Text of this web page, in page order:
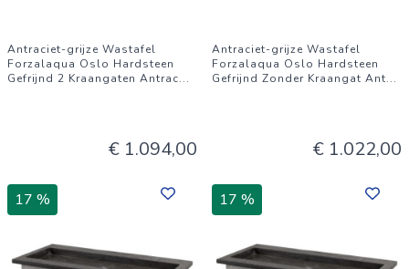
Antraciet-grijze Wastafel
Forzalaqua Oslo Hardsteen
Gefrijnd 2 Kraangaten Antrac...
€ 1.094,00
Antraciet-grijze Wastafel
Forzalaqua Oslo Hardsteen
Gefrijnd Zonder Kraangat Ant...
€ 1.022,00
17 % 17 %